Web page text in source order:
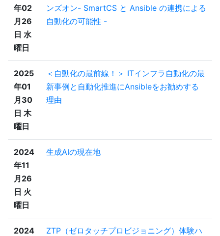
年02
月26
日 水
曜日
ンズオン- SmartCS と Ansible の連携による
自動化の可能性 -
2025
年01
月30
日 木
曜日
＜自動化の最前線！＞ ITインフラ自動化の最
新事例と自動化推進にAnsibleをお勧めする
理由
2024
年11
月26
日 火
曜日
生成AIの現在地
2024
ZTP（ゼロタッチプロビジョニング）体験ハ